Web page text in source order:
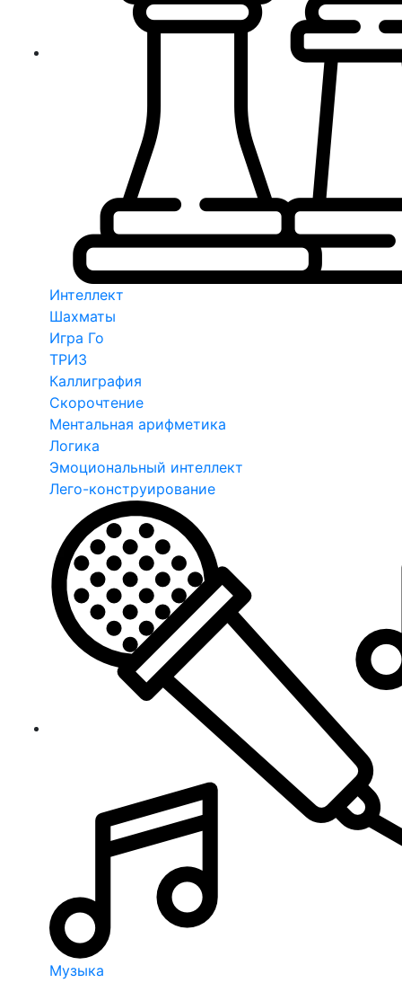
Интеллект
Шахматы
Игра Го
ТРИЗ
Каллиграфия
Скорочтение
Ментальная арифметика
Логика
Эмоциональный интеллект
Лего-конструирование
Музыка